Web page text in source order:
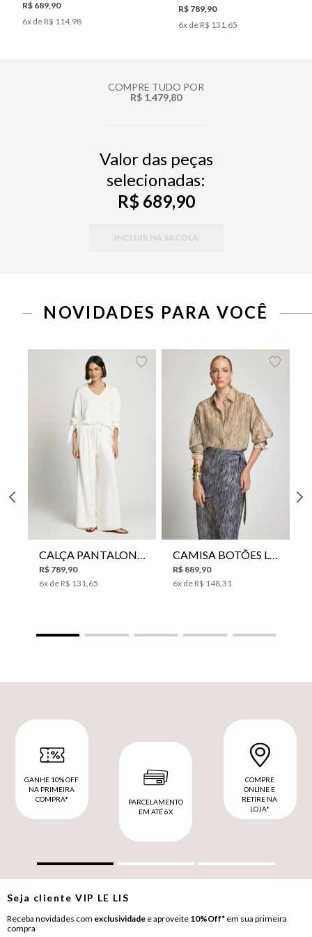
R$ 689,90
6x de R$ 114,98
R$ 789,90
6x de R$ 131,65
COMPRE TUDO POR
R$ 1.479,80
Valor das peças
selecionadas:
R$ 689,90
INCLUIR NA SACOLA
NOVIDADES PARA VOCÊ
CALÇA PANTALONA LE LIS HORI FEMININA
R$ 789,90
6x de R$ 131,65
CAMISA BOTÕES LE LIS YANNA FEMININA
R$ 889,90
6x de R$ 148,31
GANHE 10% OFF
NA PRIMEIRA
COMPRA*
PARCELAMENTO
EM ATÉ 6X
COMPRE
ONLINE E
RETIRE NA
LOJA*
Seja clienteVIP LE LIS
Receba novidades com exclusividade e aproveite 10%Off* em sua primeira
compra